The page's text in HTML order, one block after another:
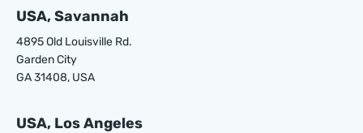
USA, Savannah
4895 Old Louisville Rd.
Garden City
GA 31408, USA
USA, Los Angeles